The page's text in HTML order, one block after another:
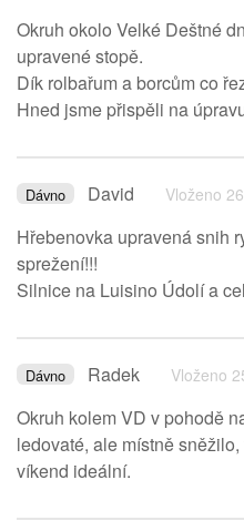
Okruh okolo Velké Deštné
upravené stopě.
Dík rolbařum a borcům co
Hned jsme přispěli na
Dávno David Vloženo
Hřebenovka upravená snih
sprežení!!!
Silnice na Luisino Údolí a
Dávno Radek Vloženo
Okruh kolem VD v pohodě
ledovaté, ale místně
víkend ideální.